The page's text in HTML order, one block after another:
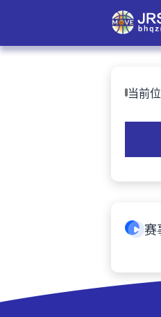
当前
赛